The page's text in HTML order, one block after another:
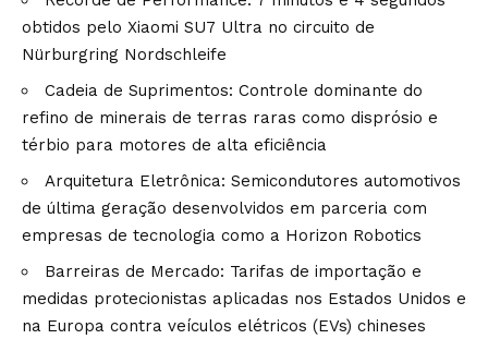
obtidos pelo Xiaomi SU7 Ultra no circuito de
Nürburgring Nordschleife
Cadeia de Suprimentos: Controle dominante do
refino de minerais de terras raras como disprósio e
térbio para motores de alta eficiência
Arquitetura Eletrônica: Semicondutores automotivos
de última geração desenvolvidos em parceria com
empresas de tecnologia como a Horizon Robotics
Barreiras de Mercado: Tarifas de importação e
medidas protecionistas aplicadas nos Estados Unidos e
na Europa contra veículos elétricos (EVs) chineses